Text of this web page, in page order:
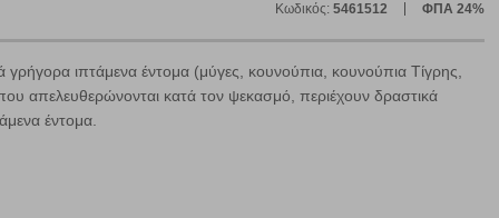
Κωδικός: 5461512 ΦΠΑ 24%
ιπτάμενα έντομα (μύγες, κoυνoύπια, κουνούπια Τίγρης,
απελευθερώνονται κατά τον ψεκασμό, περιέχουν δραστικά
έντομα.
σας, οι οποίες είναι μη εξατομικευμένες και σπάνια